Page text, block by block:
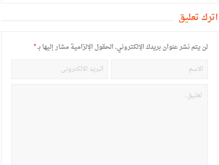
أترك تعليق
لن يتم نشر عنوان بريدك الإلكتروني.الحقول الإلزامية مشار إليها بـ*